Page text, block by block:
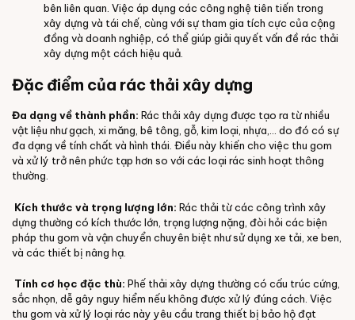
bên liên quan. Việc áp dụng các công nghệ tiên tiến trong
xây dựng và tái chế, cùng với sự tham gia tích cực của cộng
đồng và doanh nghiệp, có thể giúp giải quyết vấn đề rác thải
xây dựng một cách hiệu quả.
Đặc điểm của rác thải xây dựng
Đa dạng về thành phần: Rác thải xây dựng được tạo ra từ nhiều
vật liệu như gạch, xi măng, bê tông, gỗ, kim loại, nhựa,... do đó có sự
đa dạng về tính chất và hình thái. Điều này khiến cho việc thu gom
và xử lý trở nên phức tạp hơn so với các loại rác sinh hoạt thông
thường.
Kích thước và trọng lượng lớn: Rác thải từ các công trình xây
dựng thường có kích thước lớn, trọng lượng nặng, đòi hỏi các biện
pháp thu gom và vận chuyển chuyên biệt như sử dụng xe tải, xe ben,
và các thiết bị nâng hạ.
Tính cơ học đặc thù: Phế thải xây dựng thường có cấu trúc cứng,
sắc nhọn, dễ gây nguy hiểm nếu không được xử lý đúng cách. Việc
thu gom và xử lý loại rác này yêu cầu trang thiết bị bảo hộ đạt